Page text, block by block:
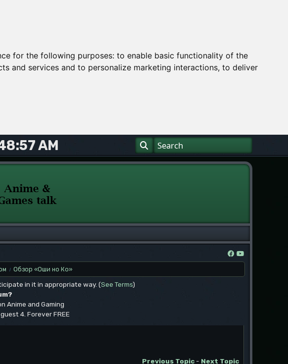
for the following purposes: to enable basic functionality of the
and services and to personalize marketing interactions, to deliver
AM
/ Обзор «Оши но Ко»
in it in appropriate way. (See Terms)
Anime and Gaming
4. Forever FREE
Previous Topic - Next Topic